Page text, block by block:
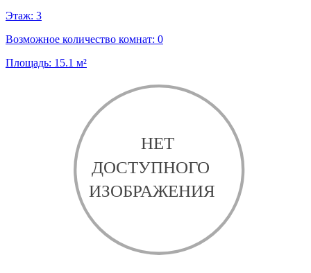
Этаж: 3
Возможное количество комнат: 0
Площадь: 15.1 м²